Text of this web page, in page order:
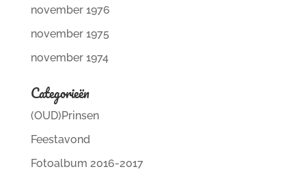
november 1976
november 1975
november 1974
Categorieën
(OUD)Prinsen
Feestavond
Fotoalbum 2016-2017